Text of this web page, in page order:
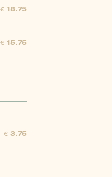
€ 18.75
€ 15.75
€ 3.75